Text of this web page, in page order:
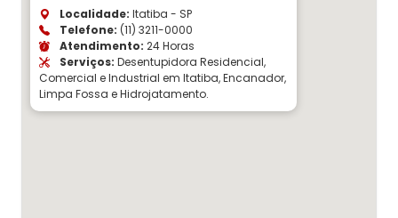
Localidade: Itatiba - SP
Telefone: (11) 3211-0000
Atendimento: 24 Horas
Serviços: Desentupidora Residencial,
Comercial e Industrial em Itatiba, Encanador,
Limpa Fossa e Hidrojatamento.